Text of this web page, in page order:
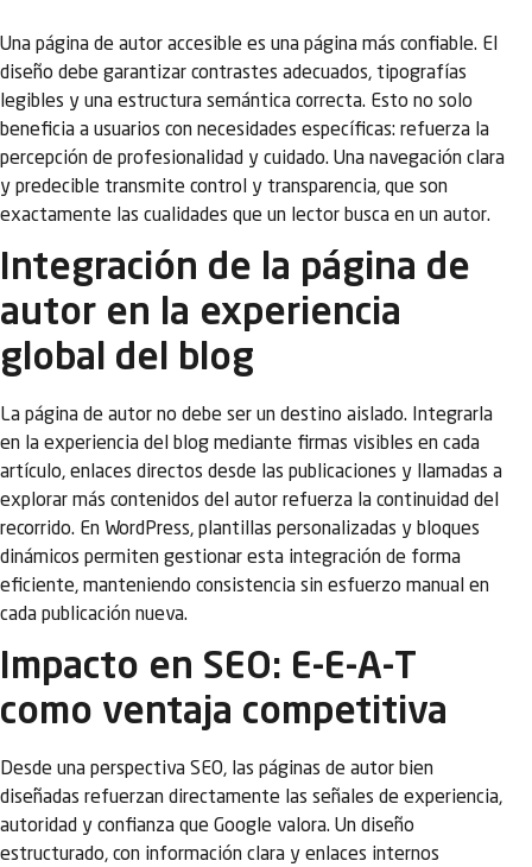
Una página de autor accesible es una página más confiable. El
diseño debe garantizar contrastes adecuados, tipografías
legibles y una estructura semántica correcta. Esto no solo
beneficia a usuarios con necesidades específicas: refuerza la
percepción de profesionalidad y cuidado. Una navegación clara
y predecible transmite control y transparencia, que son
exactamente las cualidades que un lector busca en un autor.
Integración de la página de
autor en la experiencia
global del blog
La página de autor no debe ser un destino aislado. Integrarla
en la experiencia del blog mediante firmas visibles en cada
artículo, enlaces directos desde las publicaciones y llamadas a
explorar más contenidos del autor refuerza la continuidad del
recorrido. En WordPress, plantillas personalizadas y bloques
dinámicos permiten gestionar esta integración de forma
eficiente, manteniendo consistencia sin esfuerzo manual en
cada publicación nueva.
Impacto en SEO: E-E-A-T
como ventaja competitiva
Desde una perspectiva SEO, las páginas de autor bien
diseñadas refuerzan directamente las señales de experiencia,
autoridad y confianza que Google valora. Un diseño
estructurado, con información clara y enlaces internos